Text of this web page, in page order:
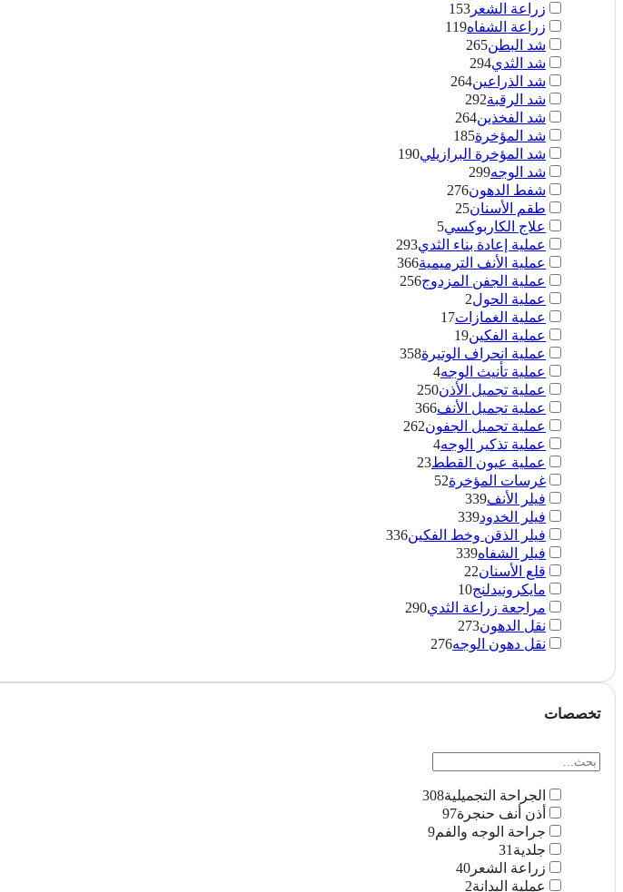
زراعة الشعر 153
زراعة الشفاه119
شد البطن265
شد الثدي294
شد الذراعين264
شد الرقبة292
شد الفخذين264
شد المؤخرة185
شد المؤخرة البرازيلي190
شد الوجه299
شفط الدهون276
طقم الأسنان25
علاج الكاربوكسي5
عملية إعادة بناء الثدي293
عملية الأنف الترميمية366
عملية الجفن المزدوج256
عملية الحول2
عملية الغمازات17
عملية الفكين19
عملية انحراف الوتيرة358
عملية تأنيث الوجه4
عملية تجميل الأذن250
عملية تجميل الأنف366
عملية تجميل الجفون262
عملية تذكير الوجه4
عملية عيون القطط23
غرسات المؤخرة52
فيلر الأنف339
فيلر الخدود339
فيلر الذقن وخط الفكين336
فيلر الشفاه339
قلع الأسنان22
مايكرونيدلنج10
مراجعة زراعة الثدي290
نقل الدهون273
نقل دهون الوجه276
تخصصات
الجراحة التجميلية308
أذن أنف حنجرة97
جراحة الوجه والفم9
جلدية 31
زراعة الشعر 40
عملية البدانة2